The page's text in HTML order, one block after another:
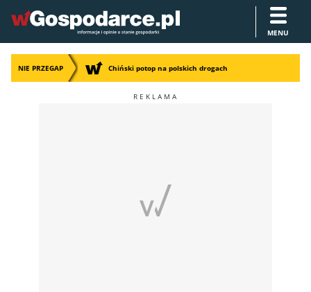
MENU
NIE PRZEGAP Chiński potop na polskich drogach